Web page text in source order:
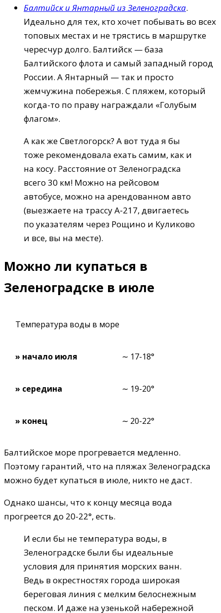
Балтийск и Янтарный из Зеленоградска.
Идеально для тех, кто хочет побывать во всех
топовых местах и не трястись в маршрутке
чересчур долго. Балтийск — база
Балтийского флота и самый западный город
России. А Янтарный — так и просто
жемчужина побережья. С пляжем, который
когда-то по праву награждали «Голубым
флагом».
А как же Светлогорск? А вот туда я бы
тоже рекомендовала ехать самим, как и
на косу. Расстояние от Зеленоградска
всего 30 км! Можно на рейсовом
автобусе, можно на арендованном авто
(выезжаете на трассу А‑217, двигаетесь
по указателям через Рощино и Куликово
и все, вы на месте).
Можно ли купаться в
Зеленоградске в июле
Температура воды в море
» начало июля ∼ 17-18°
» середина ∼ 19-20°
» конец ∼ 20-22°
Балтийское море прогревается медленно.
Поэтому гарантий, что на пляжах Зеленоградска
можно будет купаться в июле, никто не даст.
Однако шансы, что к концу месяца вода
прогреется до 20-22°, есть.
И если бы не температура воды, в
Зеленоградске были бы идеальные
условия для принятия морских ванн.
Ведь в окрестностях города широкая
береговая линия с мелким белоснежным
песком. И даже на узенькой набережной